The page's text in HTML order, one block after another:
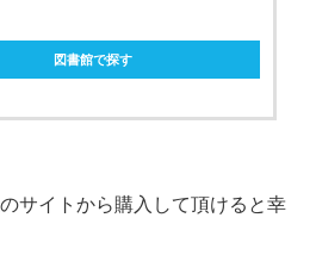
図書館で探す
サイトから購入して頂けると幸